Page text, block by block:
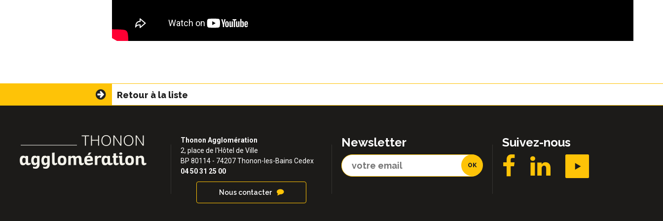
Retour à la liste
Thonon Agglomération
2, place de l'Hôtel de Ville
BP 80114 - 74207 Thonon-les-Bains Cedex
04 50 31 25 00
Nous contacter
Newsletter Suivez-nous